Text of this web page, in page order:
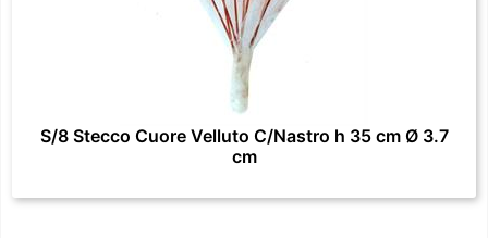
S/8 Stecco Cuore Velluto C/Nastro h 35 cm Ø 3.7
cm